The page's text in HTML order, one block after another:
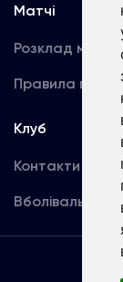
Матчі
Розклад матчів
Правила
Клуб
Контакти